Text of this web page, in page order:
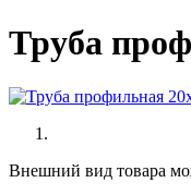
Труба
Внешний вид товара